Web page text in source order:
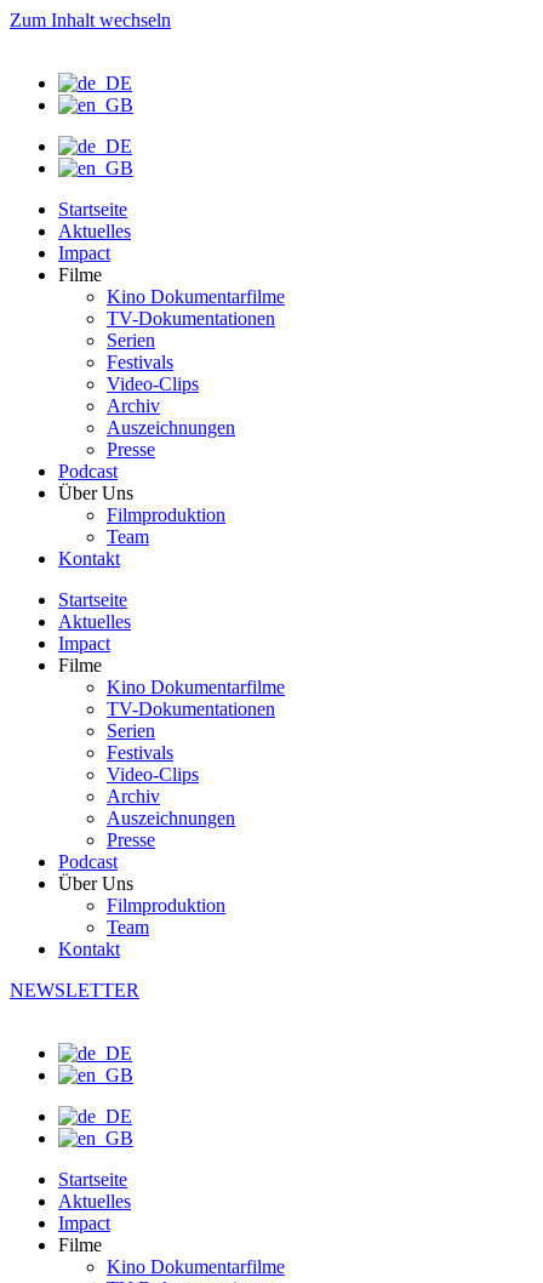
Zum Inhalt wechseln
Startseite
Aktuelles
Impact
Filme
Kino Dokumentarfilme
TV-Dokumentationen
Serien
Festivals
Video-Clips
Archiv
Auszeichnungen
Presse
Podcast
Über Uns
Filmproduktion
Team
Kontakt
Startseite
Aktuelles
Impact
Filme
Kino Dokumentarfilme
TV-Dokumentationen
Serien
Festivals
Video-Clips
Archiv
Auszeichnungen
Presse
Podcast
Über Uns
Filmproduktion
Team
Kontakt
NEWSLETTER
Startseite
Aktuelles
Impact
Filme
Kino Dokumentarfilme